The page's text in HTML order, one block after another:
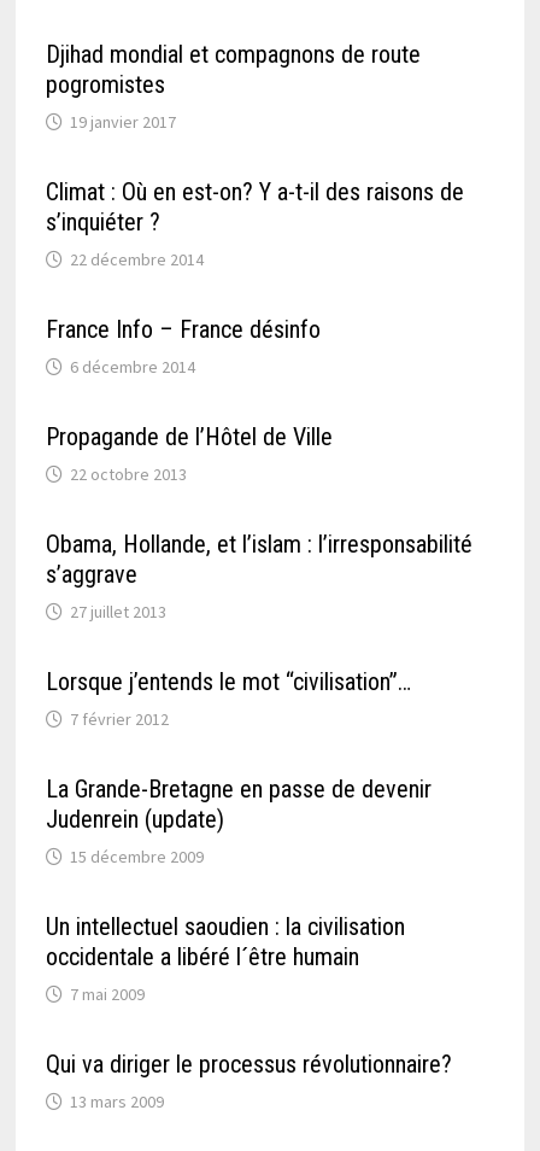
Djihad mondial et compagnons de route
pogromistes
19 janvier 2017
Climat : Où en est-on? Y a-t-il des raisons de
s’inquiéter ?
22 décembre 2014
France Info – France désinfo
6 décembre 2014
Propagande de l’Hôtel de Ville
22 octobre 2013
Obama, Hollande, et l’islam : l’irresponsabilité
s’aggrave
27 juillet 2013
Lorsque j’entends le mot “civilisation”…
7 février 2012
La Grande-Bretagne en passe de devenir
Judenrein (update)
15 décembre 2009
Un intellectuel saoudien : la civilisation
occidentale a libéré l´être humain
7 mai 2009
Qui va diriger le processus révolutionnaire?
13 mars 2009